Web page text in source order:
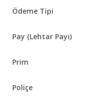
Ödeme Tipi
Pay (Lehtar Payı)
Prim
Poliçe